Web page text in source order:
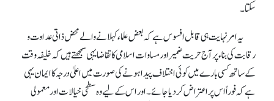
سکتا۔
یہ امر نہایت ہی قابل افسوس ہے کہ بعض علماء کہلانے والے محض ذاتی عداوت و
رقابت کی بناء پر آج حریت ضمیر اور مساوات اسلامی کا تقاضا یہی سمجھتے ہیں کہ خلیفہ وقت
کے ساتھ کسی بارے میں کوئی اختلاف پیدا ہونے کی صورت میں اعلیٰ درجہ کا ایمان یہی
ہے کہ فوراً اس پر اعتراض کر دیا جائے۔ اور اس کے لیے وہ سطحی خیالات اور معمولی